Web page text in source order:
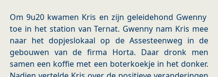
Om 9u20 kwamen Kris en zijn geleidehond Gwenny
toe in het station van Ternat. Gwenny nam Kris mee
naar het dopjeslokaal op de Assesteenweg in de
gebouwen van de firma Horta. Daar dronk men
samen een koffie met een boterkoekje in het donker.